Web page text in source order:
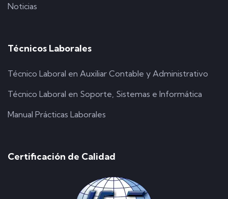
Noticias
Técnicos Laborales
Técnico Laboral en Auxiliar Contable y Administrativo
Técnico Laboral en Soporte, Sistemas e Informática
Manual Prácticas Laborales
Certificación de Calidad